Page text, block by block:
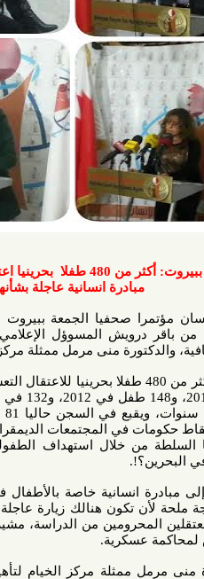
انسانية عاجلة بشأنهم
صحفيا الجمعة ببيروت بمناسبة
المسوؤل الإعلامي في
منى مرمل ممثلة مركز الخيام
في المجتمعات الديمقراطية، فضلا
خلال استهداف الطفولة في
خاصة بالأطفال في البحرين
هنالك زيارة عاجلة من لجنة
من الدراسة، مشيرا إلى أنّ
مركز الخيام لتأهيل